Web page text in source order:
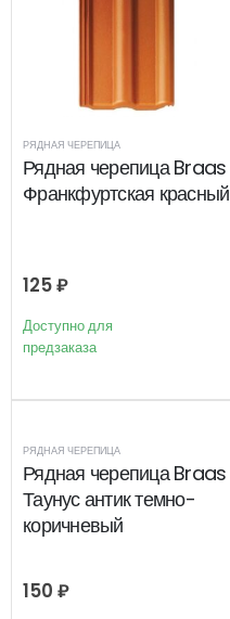
РЯДНАЯ ЧЕРЕПИЦА
Рядная черепица Braas
Франкфуртская красный
125₽
Доступно для
предзаказа
РЯДНАЯ ЧЕРЕПИЦА
Рядная черепица Braas
Таунус антик темно-
коричневый
150 ₽